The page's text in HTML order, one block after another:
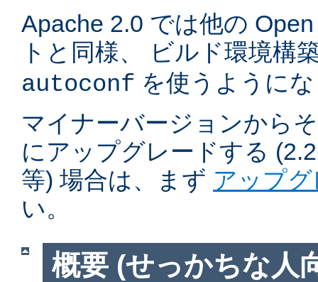
Apache 2.0 では他の
トと同様、 ビルド環境構
autoconf を使うように
マイナーバージョンから
にアップグレードする
等) 場合は、まず アップ
い。
概要 (せっかちな人